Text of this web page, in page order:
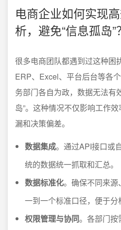
电商企业如何实现
析，避免“信息孤岛”？
很多电商团队都遇到过这种困
ERP、Excel、平台后台等各
务部门各自为政，数据无法有
岛”。这种情况不仅影响工作
漏和决策偏差。
数据集成。通过API接口或
统的数据统一抓取和汇总。
数据标准化。确保不同来
一到一个标准口径，便于分
权限管理与协同。各部门按